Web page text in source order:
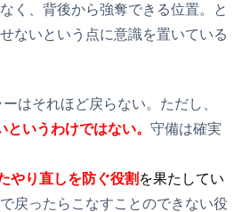
く、背後から強奪できる位置。と
ないという点に意識を置いている
はそれほど戻らない。ただし、
いうわけではない。 守備は確実
やり直しを防ぐ役割 を果たしてい
戻ったらこなすことのできない役